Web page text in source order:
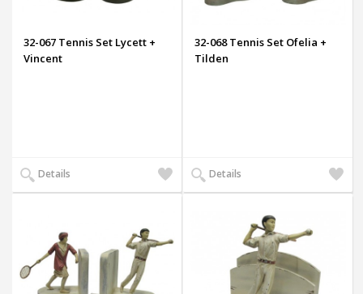
32-067 Tennis Set Lycett +
Vincent
Details
Auf
den
32-068 Tennis Set Ofelia +
Tilden
Details
Auf
den